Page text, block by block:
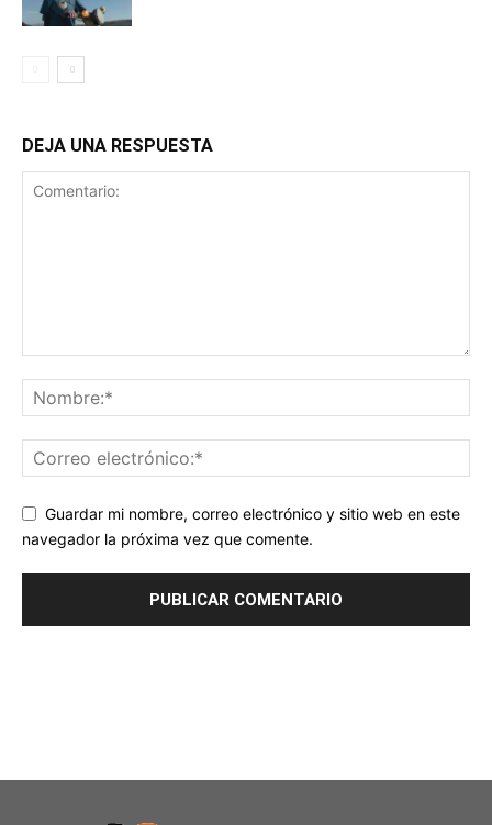
DEJA UNA RESPUESTA
Guardar mi nombre, correo electrónico y sitio web en este
navegador la próxima vez que comente.